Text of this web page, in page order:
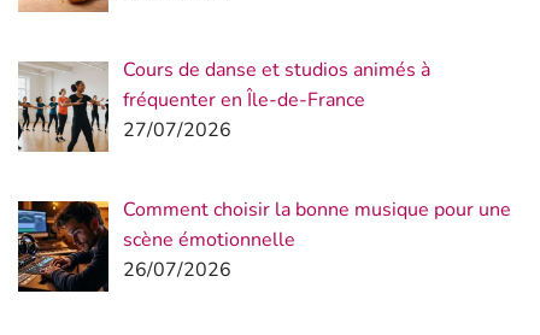
Cours de danse et studios animés à
fréquenter en Île-de-France
27/07/2026
Comment choisir la bonne musique pour une
scène émotionnelle
26/07/2026